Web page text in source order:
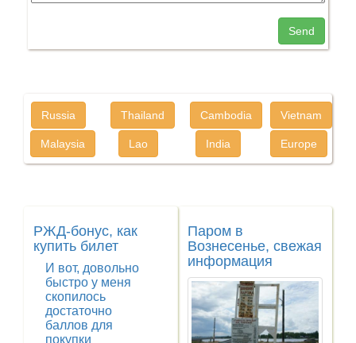
Send
Russia Thailand Cambodia Vietnam
Malaysia Lao India Europe
РЖД-бонус, как
купить билет
И вот, довольно
быстро у меня
скопилось
достаточно
баллов для
покупки
Паром в
Вознесенье, свежая
информация